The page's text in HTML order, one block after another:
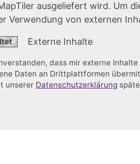
ausgeliefert wird. Um
Verwendung von externen
Externe Inhalte
dass mir externe
Daten an Drittplattformen
unserer Datenschutzerklärung